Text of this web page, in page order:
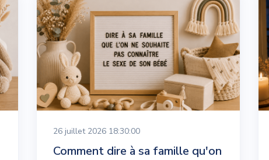
26 juillet 2026 18:30:00
Comment dire à sa famille qu'on